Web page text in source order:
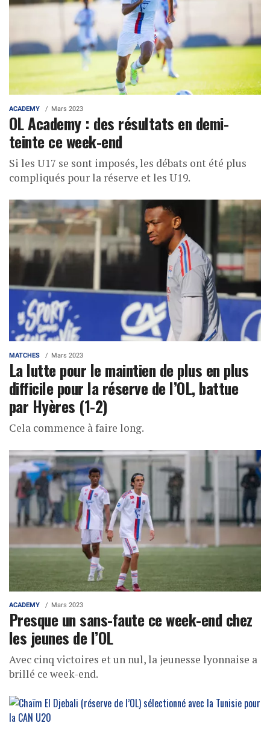
ACADEMY Mars 2023
OL Academy : des résultats en demi-
teinte ce week-end
Si les U17 se sont imposés, les débats ont été plus
compliqués pour la réserve et les U19.
MATCHES Mars 2023
La lutte pour le maintien de plus en plus
difficile pour la réserve de l’OL, battue
par Hyères (1-2)
Cela commence à faire long.
ACADEMY Mars 2023
Presque un sans-faute ce week-end chez
les jeunes de l’OL
Avec cinq victoires et un nul, la jeunesse lyonnaise a
brillé ce week-end.